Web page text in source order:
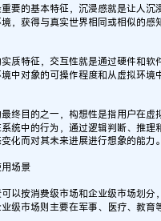
的基本特征，沉浸感就是让人沉
，获得与真实世界相同或相似的感
特征，交互性就是通过硬件和软
中对象的可操作程度和从虚拟环境
目的之一，构想性是指用户在虚
统中的行为，通过逻辑判断、推理
化而对其未来进展进行想象的能力。
场景
按消费级市场和企业级市场划分
级市场则主要在军事、医疗、教育